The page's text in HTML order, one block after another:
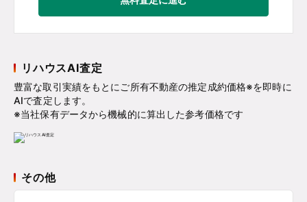
リハウスAI査定
豊富な取引実績をもとにご所有不動産の推定成約価格※を即時に
AIで査定します。
※当社保有データから機械的に算出した参考価格です
その他